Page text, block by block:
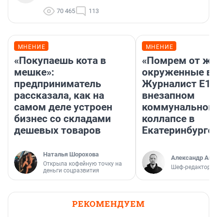
70 465 113
МНЕНИЕ
«Покупаешь кота в
мешке»:
предприниматель
рассказала, как на
самом деле устроен
бизнес со складами
дешевых товаров
Наталья Шорохова
Открыла кофейную точку на
деньги соцразвития
МНЕНИЕ
«Помрем от
окруженные
Журналист
внезапном
коммунальном
коллапсе в
Екатеринбурге.
Александр
Шеф-редактор
РЕКОМЕНДУЕМ